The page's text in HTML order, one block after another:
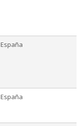
España
España